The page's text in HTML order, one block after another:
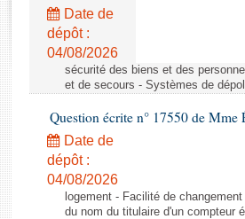
Rapports législatifs
Rapports sur l'application des lois
Baromètre de l’application des lois
Dossiers législatifs
Budget et sécurité sociale
Questions écrites et orales
Comptes rendus des débats
Date de
dépôt :
04/08/2026
sécurité des biens et des
et de secours - Systèmes de
Question écrite n° 17550 de
Date de
dépôt :
04/08/2026
logement - Facilité de
du nom du titulaire d'un compteur